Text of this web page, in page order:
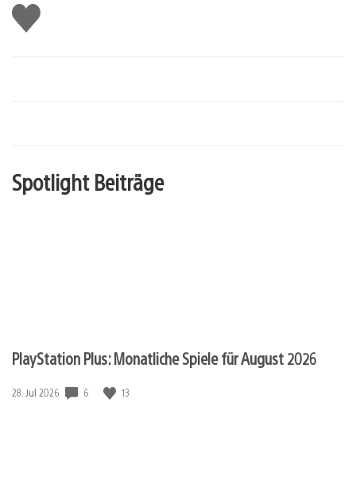
Gefällt
mir
Spotlight Beiträge
PlayStation Plus: Monatliche Spiele für August 2026
Veröffentlichungsdatum:
28. Jul 2026 6 13